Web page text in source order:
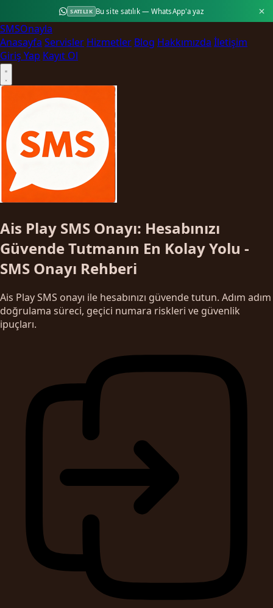
SATILIK Bu site satılık — WhatsApp'a yaz
SMSOnayla
Anasayfa Servisler Hizmetler Blog Hakkımızda İletişim
Giriş Yap Kayıt Ol
Ais Play SMS Onayı: Hesabınızı
Güvende Tutmanın En Kolay Yolu -
SMS Onayı Rehberi
Ais Play SMS onayı ile hesabınızı güvende tutun. Adım adım
doğrulama süreci, geçici numara riskleri ve güvenlik
ipuçları.